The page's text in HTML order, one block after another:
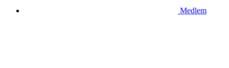
Medlem